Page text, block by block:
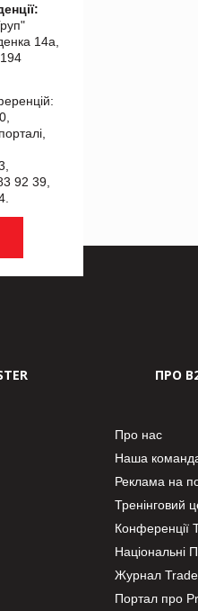
14а,
92 39,
ПРО
Про нас
Наша
Реклама на
Тренінговий
Конференції
Національні
Журнал
Портал про